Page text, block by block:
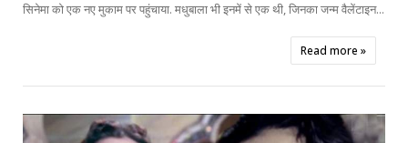
सिनेमा को एक नए मुकाम पर पहुंचाया. मधुबाला भी इनमें से एक थी, जिनका जन्म वैलेंटाइन...
Read more »